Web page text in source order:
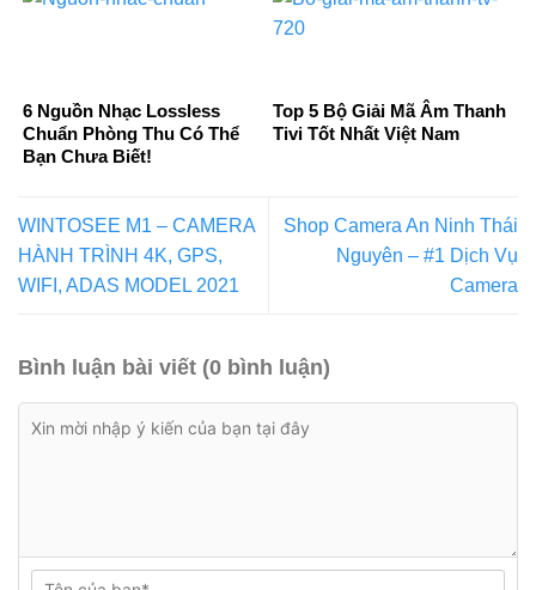
6 Nguồn Nhạc Lossless
Chuẩn Phòng Thu Có Thể
Bạn Chưa Biết!
Top 5 Bộ Giải Mã Âm Thanh
Tivi Tốt Nhất Việt Nam
WINTOSEE M1 – CAMERA
HÀNH TRÌNH 4K, GPS,
WIFI, ADAS MODEL 2021
Shop Camera An Ninh Thái
Nguyên – #1 Dịch Vụ
Camera
Bình luận bài viết (0 bình luận)